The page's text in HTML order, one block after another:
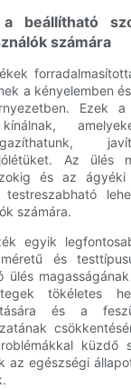
beállítható
számára
a kényelemben
Ezek a
Az ülés
és az ágyéki
számára.
egyik
és
ülés
tökéletes
és a
küzdő
az egészségi